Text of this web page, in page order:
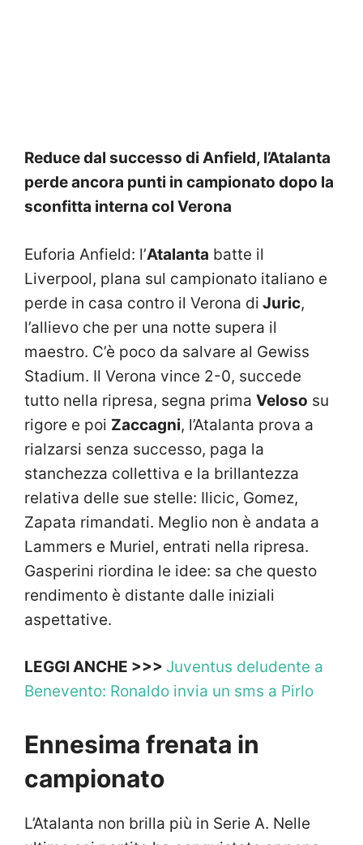
Reduce dal successo di Anfield, l’Atalanta
perde ancora punti in campionato dopo la
sconfitta interna col Verona
Euforia Anfield: l’Atalanta batte il
Liverpool, plana sul campionato italiano e
perde in casa contro il Verona di Juric,
l’allievo che per una notte supera il
maestro. C’è poco da salvare al Gewiss
Stadium. Il Verona vince 2-0, succede
tutto nella ripresa, segna prima Veloso su
rigore e poi Zaccagni, l’Atalanta prova a
rialzarsi senza successo, paga la
stanchezza collettiva e la brillantezza
relativa delle sue stelle: Ilicic, Gomez,
Zapata rimandati. Meglio non è andata a
Lammers e Muriel, entrati nella ripresa.
Gasperini riordina le idee: sa che questo
rendimento è distante dalle iniziali
aspettative.
LEGGI ANCHE >>> Juventus deludente a
Benevento: Ronaldo invia un sms a Pirlo
Ennesima frenata in
campionato
L’Atalanta non brilla più in Serie A. Nelle